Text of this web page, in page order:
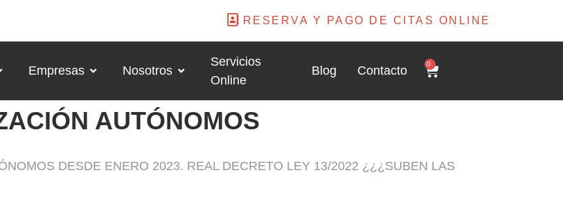
RESERVA Y PAGO DE CITAS ONLINE
Empresas Nosotros
Servicios
Online
Blog Contacto 0
AUTÓNOMOS
DESDE ENERO 2023. REAL DECRETO LEY 13/2022 ¿¿¿SUBEN LAS